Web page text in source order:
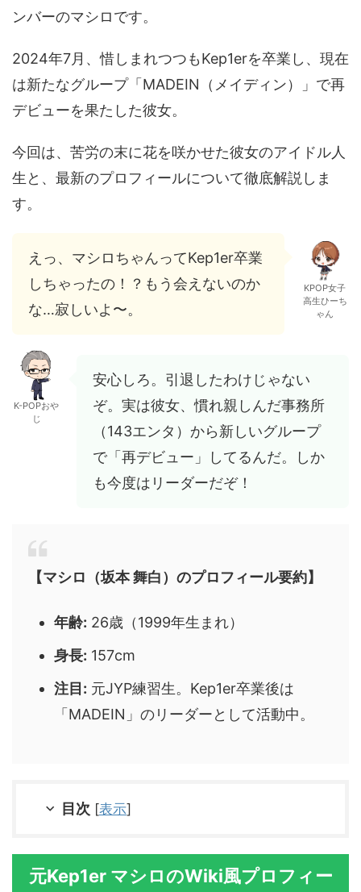
ンバーのマシロです。
2024年7月、惜しまれつつもKep1erを卒業し、現在
は新たなグループ「MADEIN（メイディン）」で再
デビューを果たした彼女。
今回は、苦労の末に花を咲かせた彼女のアイドル人
生と、最新のプロフィールについて徹底解説しま
す。
えっ、マシロちゃんってKep1er卒業
しちゃったの！？もう会えないのか
な…寂しいよ〜。
KPOP女子
高生ひーち
ゃん
K-POPおや
じ
安心しろ。引退したわけじゃない
ぞ。実は彼女、慣れ親しんだ事務所
（143エンタ）から新しいグループ
で「再デビュー」してるんだ。しか
も今度はリーダーだぞ！
【マシロ（坂本 舞白）のプロフィール要約】
年齢: 26歳（1999年生まれ）
身長: 157cm
注目: 元JYP練習生。Kep1er卒業後は
「MADEIN」のリーダーとして活動中。
目次 [表示]
元Kep1er マシロのWiki風プロフィー